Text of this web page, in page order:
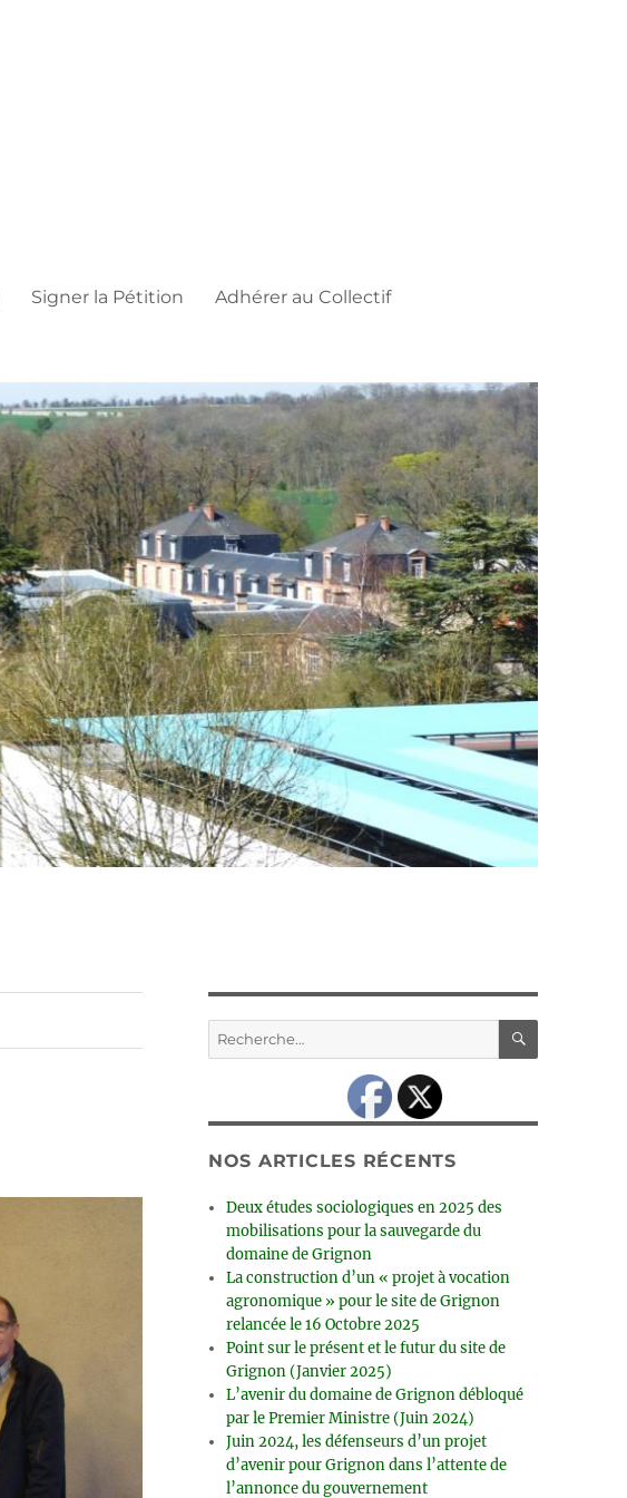
Signer la Pétition Adhérer au Collectif
Recherche
pour :
NOS ARTICLES RÉCENTS
Deux études sociologiques en 2025 des
mobilisations pour la sauvegarde du
domaine de Grignon
La construction d’un « projet à vocation
agronomique » pour le site de Grignon
relancée le 16 Octobre 2025
Point sur le présent et le futur du site de
Grignon (Janvier 2025)
L’avenir du domaine de Grignon débloqué
par le Premier Ministre (Juin 2024)
Juin 2024, les défenseurs d’un projet
d’avenir pour Grignon dans l’attente de
l’annonce du gouvernement